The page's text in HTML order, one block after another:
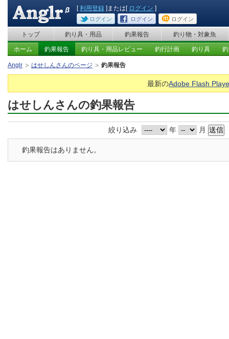
[利用登録 ]または[ ログイン ]
ログイン ログイン ログイン
トップ 釣り具・用品 釣果報告 釣り物・対象魚
ホーム 釣果報告 釣り具・用品レビュー 釣行計画 釣り具
Anglr はせしんさんのページ 釣果報告
最新のAdobe Flash
はせしんさんの釣果報告
絞り込み 年 月
釣果報告はありません。